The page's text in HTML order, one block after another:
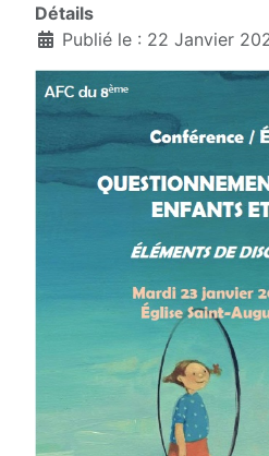
Détails
Publié le : 22 Janvier